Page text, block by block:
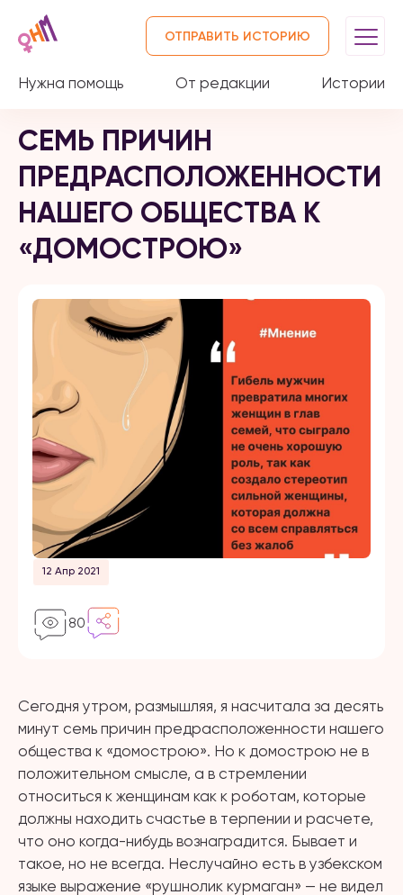
Нужна помощь От редакции Истории
ОТПРАВИТЬ ИСТОРИЮ
СЕМЬ ПРИЧИН
ПРЕДРАСПОЛОЖЕННОСТИ
НАШЕГО ОБЩЕСТВА К
«ДОМОСТРОЮ»
12 Апр 2021
80
Сегодня утром, размышляя, я насчитала за десять
минут семь причин предрасположенности нашего
общества к «домострою». Но к домострою не в
положительном смысле, а в стремлении
относиться к женщинам как к роботам, которые
должны находить счастье в терпении и расчете,
что оно когда-нибудь вознаградится. Бывает и
такое, но не всегда. Неслучайно есть в узбекском
языке выражение «рушнолик курмаган» — не видел